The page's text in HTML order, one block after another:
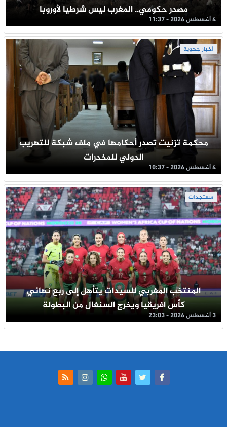
مصدر حكومي.. المغرب ليس شرطيا لأوروبا
4 أغسطس 2026 - 11:37
أخبار جهوية
محكمة تزنيت تصدر أحكامها في ملف شبكة للتهريب
الدولي للمخدرات
4 أغسطس 2026 - 10:37
مستجدات
المنتخب المغربي للسيدات يتأهل إلى ربع نهائي
كأس افريقيا ويخرج السنغال من البطولة
3 أغسطس 2026 - 23:03